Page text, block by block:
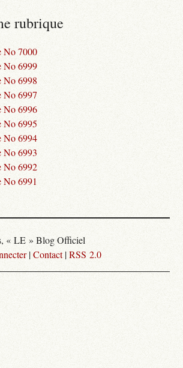
rubrique
No 7000
No 6999
No 6998
No 6997
No 6996
No 6995
No 6994
No 6993
No 6992
No 6991
« LE » Blog Officiel
|Contact|RSS 2.0